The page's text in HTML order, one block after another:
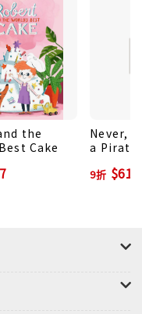
，托比的朋友們都
裡無聊的發愁。當
所及卻都是老人，
與山羊老先生展開
往生活，他也因此
無聊時，若只以大
夠的。孩子的「無
以及沒人陪伴的孤
托比與老先生、老
或許能夠幫助孩子
險，有時也帶著一
the
Cake
Never,
a Pirate
9折 $616